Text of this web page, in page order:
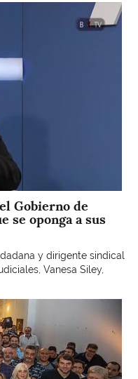
Gobierno de
se oponga a sus
y dirigente sindical
Vanesa Siley,